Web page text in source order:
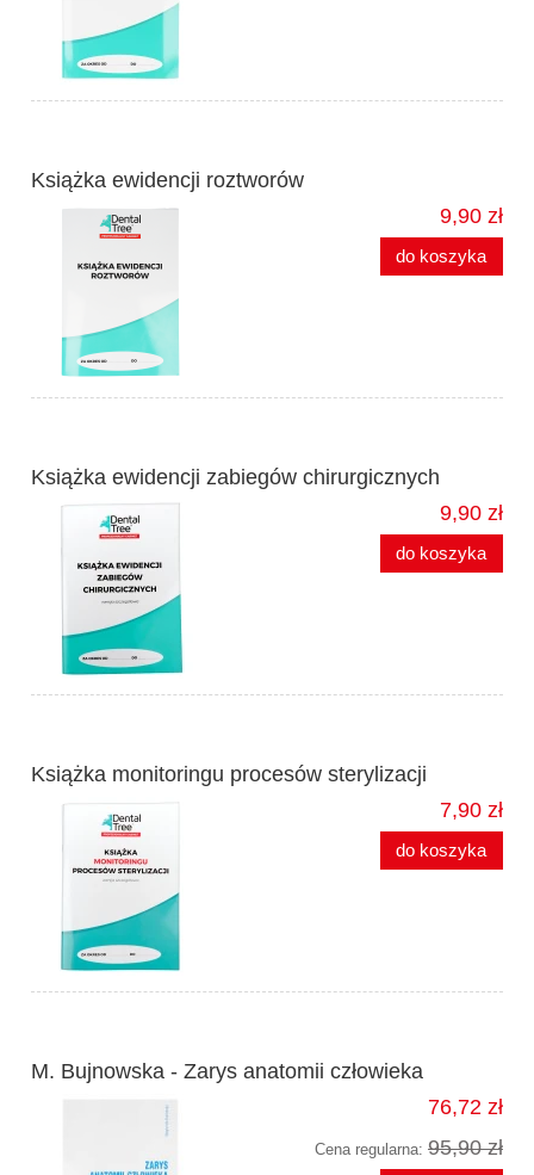
Książka ewidencji roztworów
9,90 zł
do koszyka
Książka ewidencji zabiegów chirurgicznych
9,90 zł
do koszyka
Książka monitoringu procesów sterylizacji
7,90 zł
do koszyka
M. Bujnowska - Zarys anatomii człowieka
76,72 zł
Cena regularna: 95,90 zł